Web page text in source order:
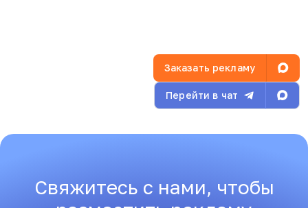
Заказать рекламу
Перейти в чат
Свяжитесь с нами, чтобы